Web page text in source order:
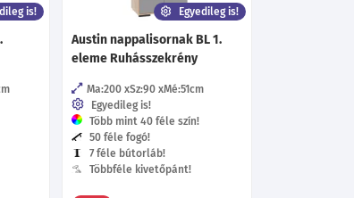
is! Egyedileg is!
Austin nappalisornak BL 1.
eleme Ruhásszekrény
Ma:200 Sz:90 Mé:51cm
Egyedileg is!
Több mint 40 féle szín!
50 féle fogó!
7 féle bútorláb!
Többféle kivetőpánt!